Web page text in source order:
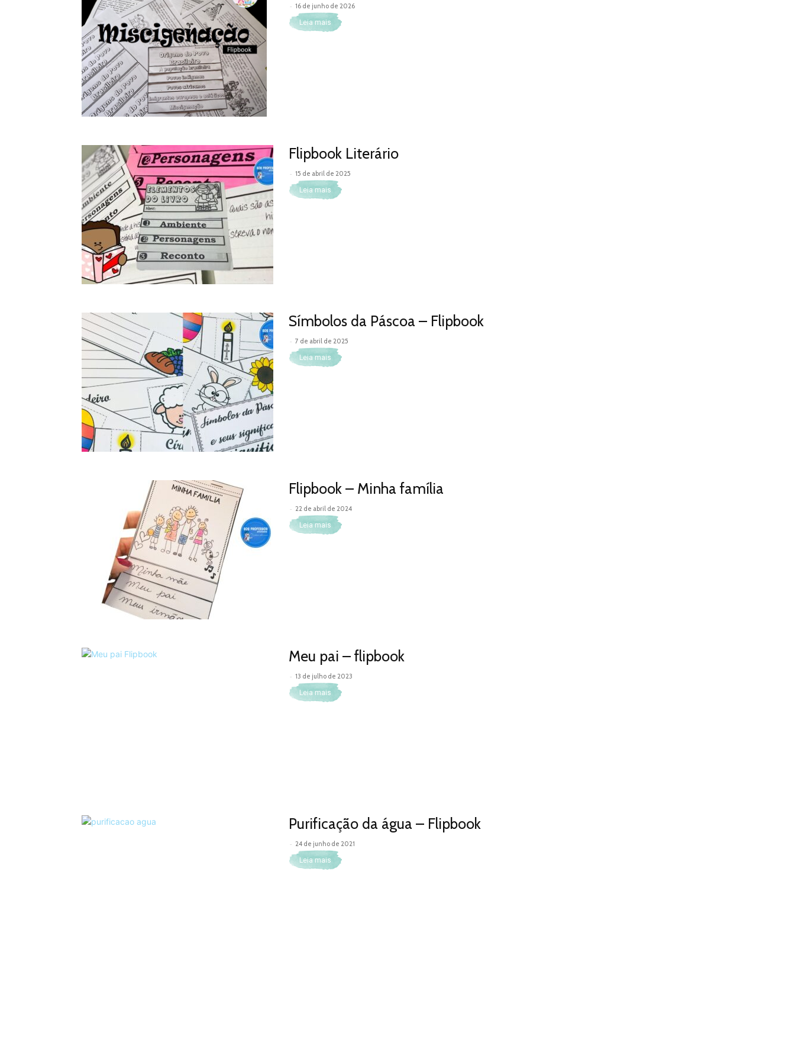
- 16 de junho de 2026
Leia mais
Flipbook Literário
- 15 de abril de 2025
Leia mais
Símbolos da Páscoa – Flipbook
- 7 de abril de 2025
Leia mais
Flipbook – Minha família
- 22 de abril de 2024
Leia mais
Meu pai – flipbook
- 13 de julho de 2023
Leia mais
Purificação da água – Flipbook
- 24 de junho de 2021
Leia mais